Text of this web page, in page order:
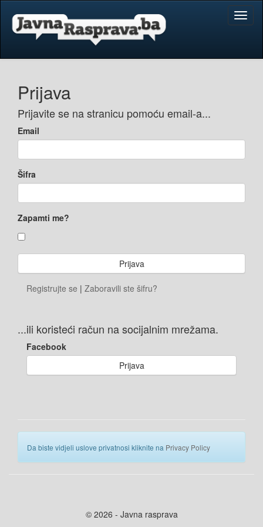
Prijava
Prijavite se na stranicu pomoću email-a...
Email
Šifra
Zapamti me?
Registrujte se | Zaboravili ste šifru?
...ili koristeći račun na socijalnim mrežama.
Facebook
Prijava
Da biste vidjeli uslove privatnosi kliknite na Privacy Policy
© 2026 - Javna rasprava